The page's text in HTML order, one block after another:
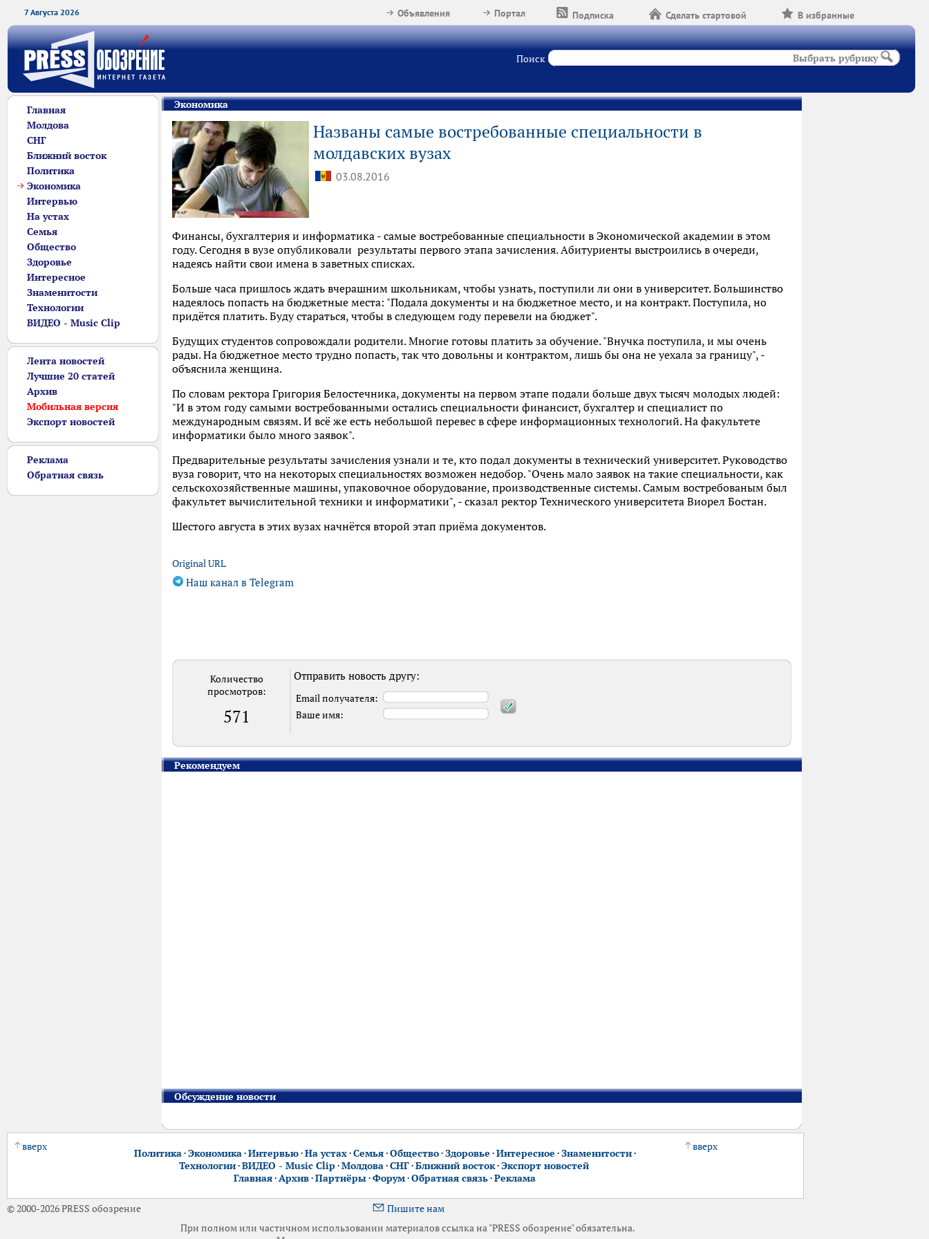
7 Августа 2026 В избранные
Сделать стартовой
Подписка
Портал
Объявления
Поиск Выбрать рубрику
Главная
Молдова
СНГ
Ближний восток
Политика
Экономика
Интервью
На устах
Семья
Общество
Здоровье
Интересное
Знаменитости
Технологии
ВИДЕО - Music Clip
Лента новостей
Лучшие 20 статей
Архив
Мобильная версия
Экспорт новостей
Реклама
Обратная связь
Экономика
Названы самые востребованные специальности в
молдавских вузах
03.08.2016
Финансы, бухгалтерия и информатика - самые востребованные специальности в Экономической академии в этом
году. Сегодня в вузе опубликовали результаты первого этапа зачисления. Абитуриенты выстроились в очереди,
надеясь найти свои имена в заветных списках.
Больше часа пришлось ждать вчерашним школьникам, чтобы узнать, поступили ли они в университет. Большинство
надеялось попасть на бюджетные места: "Подала документы и на бюджетное место, и на контракт. Поступила, но
придётся платить. Буду стараться, чтобы в следующем году перевели на бюджет".
Будущих студентов сопровождали родители. Многие готовы платить за обучение. "Внучка поступила, и мы очень
рады. На бюджетное место трудно попасть, так что довольны и контрактом, лишь бы она не уехала за границу", -
объяснила женщина.
По словам ректора Григория Белостечника, документы на первом этапе подали больше двух тысяч молодых людей:
"И в этом году самыми востребованными остались специальности финансист, бухгалтер и специалист по
международным связям. И всё же есть небольшой перевес в сфере информационных технологий. На факультете
информатики было много заявок".
Предварительные результаты зачисления узнали и те, кто подал документы в технический университет. Руководство
вуза говорит, что на некоторых специальностях возможен недобор. "Очень мало заявок на такие специальности, как
сельскохозяйственные машины, упаковочное оборудование, производственные системы. Самым востребованым был
факультет вычислительной техники и информатики", - сказал ректор Технического университета Виорел Бостан.
Шестого августа в этих вузах начнётся второй этап приёма документов.
Original URL
Наш канал в Telegram
Количество
просмотров:
571
Отправить новость другу:
Email получателя:
Ваше имя:
Рекомендуем
Обсуждение новости
вверх
Политика·Экономика·Интервью·На устах·Семья·Общество·Здоровье ·Интересное ·Знаменитости·
Технологии·ВИДЕО - Music Clip ·Молдова·СНГ·Ближний восток·Экспорт новостей
Главная·Архив·Партнёры·Форум·Обратная связь·Реклама
вверх
© 2000-2026 PRESS обозрение
Пишите нам
При полном или частичном использовании материалов ссылка на "PRESS обозрение" обязательна.